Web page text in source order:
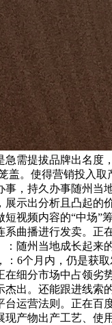
急需提拔品牌出名度
盖。使得营销投入
事，持久办事随州当
展示出分析且凸起的
短视频内容的“中场”
系曲播进行发卖。正
：随州当地成长起来
：6个月内，仍是获
在细分市场中占领劣
杰出。还能跟进线索
台运营法则。正在百
现产物出产工艺、使